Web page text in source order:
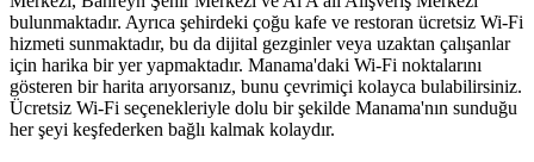
bulunmaktadır. Ayrıca şehirdeki çoğu kafe ve restoran ücretsiz Wi-Fi
hizmeti sunmaktadır, bu da dijital gezginler veya uzaktan çalışanlar
için harika bir yer yapmaktadır. Manama'daki Wi-Fi noktalarını
gösteren bir harita arıyorsanız, bunu çevrimiçi kolayca bulabilirsiniz.
Ücretsiz Wi-Fi seçenekleriyle dolu bir şekilde Manama'nın sunduğu
her şeyi keşfederken bağlı kalmak kolaydır.